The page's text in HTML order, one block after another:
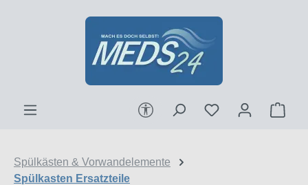
Zum Hauptinhalt springen
Werkzeugleiste anzeigen
Spülkästen & Vorwandelemente
Spülkasten Ersatzteile